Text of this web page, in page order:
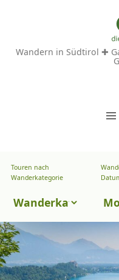
Wandern in Südtirol ✚
M
A
S
Touren nach
Wanderkategorie
Touren
Wanderkategorie